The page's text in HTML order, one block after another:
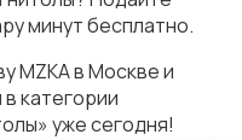
минут бесплатно.
MZKA в Москве и
категории
уже сегодня!